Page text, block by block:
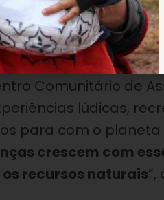
em Santos, SP
atividades como
Comunitário de
lúdicas,
para com o planeta
crescem com
recursos naturais